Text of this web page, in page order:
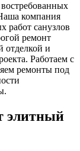
компания
работ санузлов
ремонт
отделкой и
Работаем с
ремонты под
элитный